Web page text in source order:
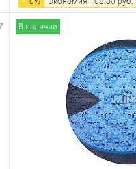
В
Купить в 1 клик
В избранное
В наличии